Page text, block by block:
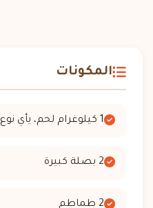
المكونات
1 كيلوغرام لحم، يأي نوع ولكن يفضل الضانى
2 بصلة كبيرة
2 طماطم